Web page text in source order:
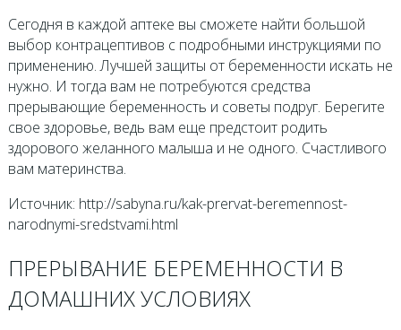
Сегодня в каждой аптеке вы сможете найти большой
выбор контрацептивов с подробными инструкциями по
применению. Лучшей защиты от беременности искать не
нужно. И тогда вам не потребуются средства
прерывающие беременность и советы подруг. Берегите
свое здоровье, ведь вам еще предстоит родить
здорового желанного малыша и не одного. Счастливого
вам материнства.
Источник: http://sabyna.ru/kak-prervat-beremennost-
narodnymi-sredstvami.html
ПРЕРЫВАНИЕ БЕРЕМЕННОСТИ В
ДОМАШНИХ УСЛОВИЯХ